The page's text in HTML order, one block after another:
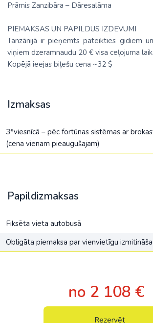
Prāmis Zanzibāra – Dāresalāma
PIEMAKSAS UN PAPILDUS IZDEVUMI
Tanzānijā ir pieņemts pateikties gidiem
viņiem dzeramnaudu 20 € visa ceļojuma
Kopējā ieejas biļešu cena ~32 $
Izmaksas
3*viesnīcā – pēc fortūnas sistēmas ar
(cena vienam pieaugušajam)
Papildizmaksas
Fiksēta vieta autobusā
Obligāta piemaksa par vienvietīgu
no 2 108 €
Rezervēt